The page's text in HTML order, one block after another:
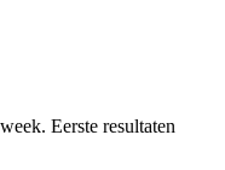
Eerste resultaten